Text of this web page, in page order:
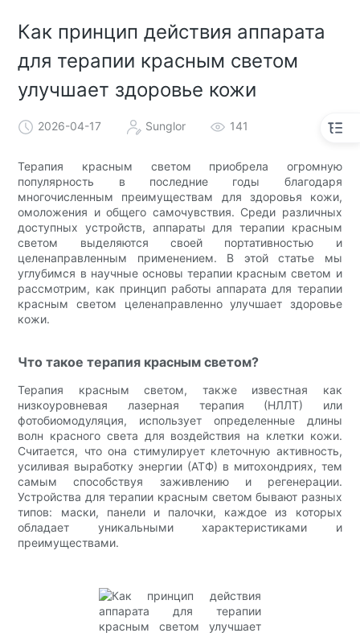
Как принцип действия аппарата
для терапии красным светом
улучшает здоровье кожи
2026-04-17 Sunglor 141
Терапия красным светом приобрела огромную
популярность в последние годы благодаря
многочисленным преимуществам для здоровья кожи,
омоложения и общего самочувствия. Среди различных
доступных устройств, аппараты для терапии красным
светом выделяются своей портативностью и
целенаправленным применением. В этой статье мы
углубимся в научные основы терапии красным светом и
рассмотрим, как принцип работы аппарата для терапии
красным светом целенаправленно улучшает здоровье
кожи.
Что такое терапия красным светом?
Терапия красным светом, также известная как
низкоуровневая лазерная терапия (НЛЛТ) или
фотобиомодуляция, использует определенные длины
волн красного света для воздействия на клетки кожи.
Считается, что она стимулирует клеточную активность,
усиливая выработку энергии (АТФ) в митохондриях, тем
самым способствуя заживлению и регенерации.
Устройства для терапии красным светом бывают разных
типов: маски, панели и палочки, каждое из которых
обладает уникальными характеристиками и
преимуществами.